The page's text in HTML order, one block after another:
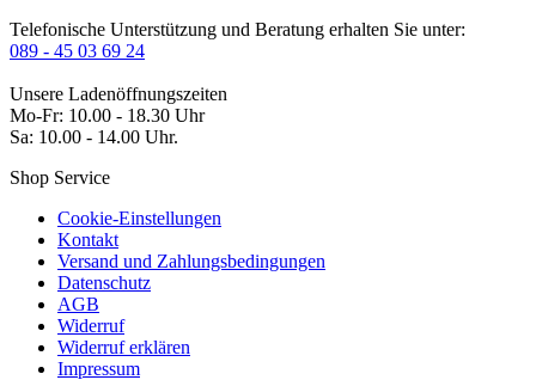
Telefonische Unterstützung und Beratung erhalten Sie unter:
089 - 45 03 69 24
Unsere Ladenöffnungszeiten
Mo-Fr: 10.00 - 18.30 Uhr
Sa: 10.00 - 14.00 Uhr.
Shop Service
Cookie-Einstellungen
Kontakt
Versand und Zahlungsbedingungen
Datenschutz
AGB
Widerruf
Widerruf erklären
Impressum